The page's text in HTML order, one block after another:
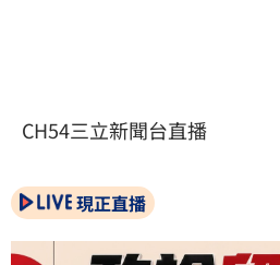
CH54三立新聞台直播
現正直播